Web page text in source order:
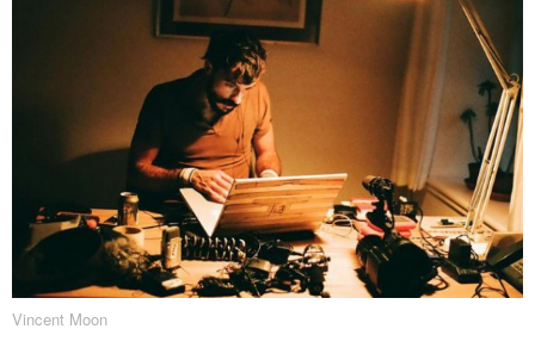
Vincent Moon